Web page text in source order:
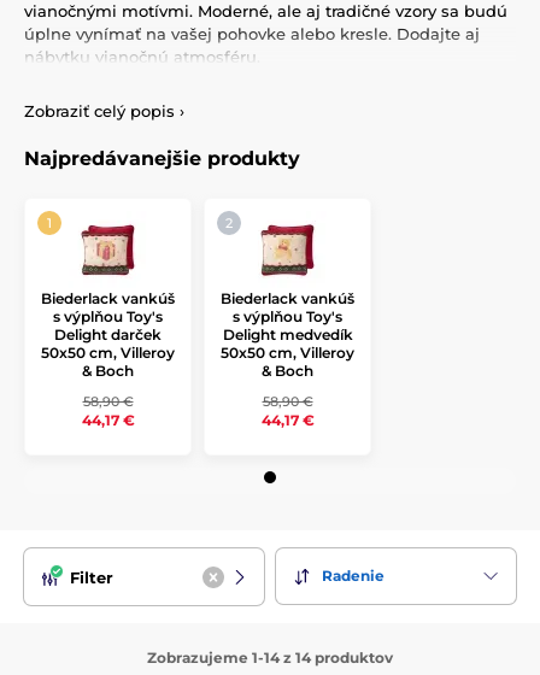
vianočnými motívmi. Moderné, ale aj tradičné vzory sa budú
úplne vynímať na vašej pohovke alebo kresle. Dodajte aj
nábytku vianočnú atmosféru.
Zobraziť celý popis ›
Najpredávanejšie produkty
Biederlack vankúš
s výplňou Toy's
Delight darček
50x50 cm, Villeroy
& Boch
58,90 €
44,17 €
Biederlack vankúš
s výplňou Toy's
Delight medvedík
50x50 cm, Villeroy
& Boch
58,90 €
44,17 €
Filter Radenie
Zobrazujeme 1-14 z 14 produktov